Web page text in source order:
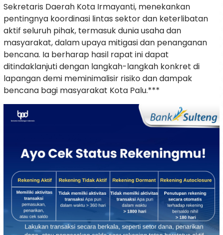
Sekretaris Daerah Kota Irmayanti, menekankan
pentingnya koordinasi lintas sektor dan keterlibatan
aktif seluruh pihak, termasuk dunia usaha dan
masyarakat, dalam upaya mitigasi dan penanganan
bencana. Ia berharap hasil rapat ini dapat
ditindaklanjuti dengan langkah-langkah konkret di
lapangan demi meminimalisir risiko dan dampak
bencana bagi masyarakat Kota Palu.***